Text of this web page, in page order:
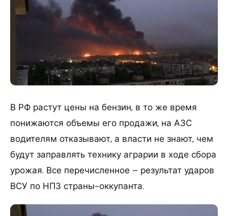
В РФ растут цены на бензин, в то же время
понижаются объемы его продажи, на АЗС
водителям отказывают, а власти не знают, чем
будут заправлять технику аграрии в ходе сбора
урожая. Все перечисленное – результат ударов
ВСУ по НПЗ страны-оккупанта.